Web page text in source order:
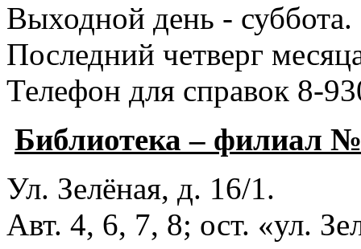
Выходной день - суббота.
Последний четверг
Телефон для справок 8-
Библиотека – филиал
Ул. Зелёная, д. 16/1.
Авт. 4, 6, 7, 8; ост. «ул.